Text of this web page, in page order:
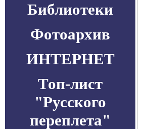
Библиотеки
Фотоархив
ИНТЕРНЕТ
Топ-лист
"Русского
переплета"